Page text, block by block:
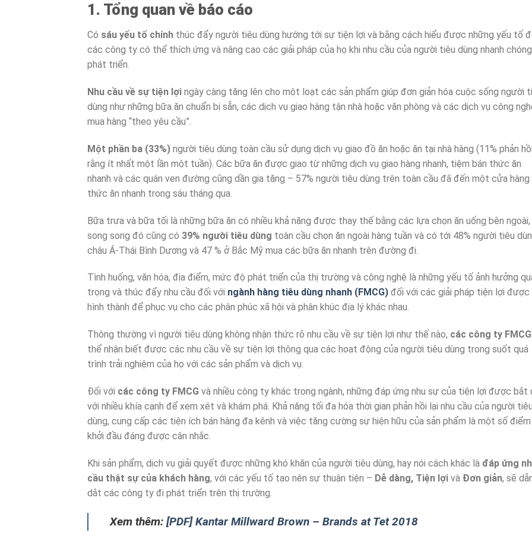
1. Tổng quan về báo cáo
Có sáu yếu tố chính thúc đẩy người tiêu dùng hướng tới sự tiện lợi và bằng cách hiểu được những yếu tố
các công ty có thể thích ứng và nâng cao các giải pháp của họ khi nhu cầu của người tiêu dùng nhanh chóng
phát triển.
Nhu cầu về sự tiện lợi ngày càng tăng lên cho một loạt các sản phẩm giúp đơn giản hóa cuộc sống người
dùng như những bữa ăn chuẩn bị sẵn, các dịch vụ giao hàng tận nhà hoặc văn phòng và các dịch vụ công
mua hàng “theo yêu cầu”.
Một phần ba (33%) người tiêu dùng toàn cầu sử dụng dịch vụ giao đồ ăn hoặc ăn tại nhà hàng (11% phản
rằng ít nhất một lần một tuần). Các bữa ăn được giao từ những dịch vụ giao hàng nhanh, tiệm bán thức ăn
nhanh và các quán ven đường cũng dần gia tăng – 57% người tiêu dùng trên toàn cầu đã đến một cửa hàng
thức ăn nhanh trong sáu tháng qua.
Bữa trưa và bữa tối là những bữa ăn có nhiều khả năng được thay thế bằng các lựa chọn ăn uống bên ngoài,
song song đó cũng có 39% người tiêu dùng toàn cầu chọn ăn ngoài hàng tuần và có tới 48% người tiêu
châu Á-Thái Bình Dương và 47 % ở Bắc Mỹ mua các bữa ăn nhanh trên đường đi.
Tình huống, văn hóa, địa điểm, mức độ phát triển của thị trường và công nghệ là những yếu tố ảnh hưởng
trọng và thúc đẩy nhu cầu đối với ngành hàng tiêu dùng nhanh (FMCG) đối với các giải pháp tiện lợi được
hình thành để phục vụ cho các phân phúc xã hội và phân khúc địa lý khác nhau.
Thông thường vì người tiêu dùng không nhận thức rõ nhu cầu về sự tiện lợi như thế nào, các công ty FMCG
thể nhận biết được các nhu cầu về sự tiện lợi thông qua các hoạt động của người tiêu dùng trong suốt quá
trình trải nghiệm của họ với các sản phẩm và dịch vụ.
Đối với các công ty FMCG và nhiều công ty khác trong ngành, những đáp ứng nhu sự của tiện lợi được bắt
với nhiều khía cạnh để xem xét và khám phá. Khả năng tối đa hóa thời gian phản hồi lại nhu cầu của người
dùng, cung cấp các tiện ích bán hàng đa kênh và việc tăng cường sự hiện hữu của sản phẩm là một số điểm
khởi đầu đáng được cân nhắc.
Khi sản phẩm, dịch vụ giải quyết được những khó khăn của người tiêu dùng, hay nói cách khác là đáp ứng
cầu thật sự của khách hàng, với các yếu tố tạo nên sự thuận tiện – Dễ dàng, Tiện lợi và Đơn giản, sẽ
dắt các công ty đi phát triển trên thị trường.
Xem thêm: [PDF] Kantar Millward Brown – Brands at Tet 2018